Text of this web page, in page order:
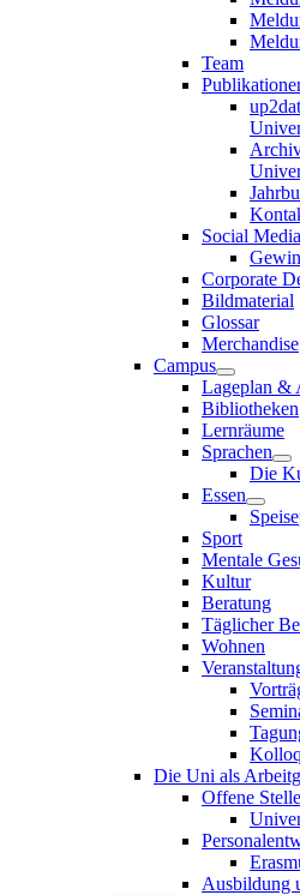
Team
Social Media
Corporate
Bildmaterial
Glossar
Merchandise
Campus
Lageplan &
Bibliotheken
Lernräume
Sprachen
Die
Essen
Sport
Mentale
Kultur
Beratung
Täglicher
Wohnen
Die Uni als
Offene
Ausbildung